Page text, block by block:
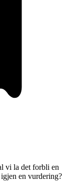
vi la det forbli en
en vurdering?